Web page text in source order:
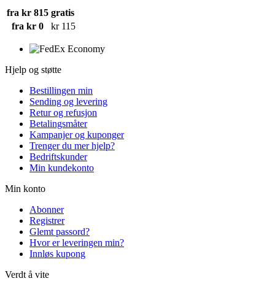
fra kr 815 gratis
fra kr 0
kr 115
Hjelp og støtte
Bestillingen min
Sending og levering
Retur og refusjon
Betalingsmåter
Kampanjer og kuponger
Trenger du mer hjelp?
Bedriftskunder
Min kundekonto
Min konto
Abonner
Registrer
Glemt passord?
Hvor er leveringen min?
Innløs kupong
Verdt å vite